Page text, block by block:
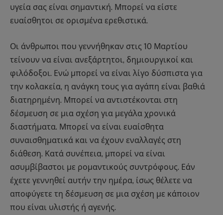
υγεία σας είναι σημαντική. Μπορεί να είστε
ευαίσθητοι σε ορισμένα ερεθιστικά.
Οι άνθρωποι που γεννήθηκαν στις 10 Μαρτίου
τείνουν να είναι ανεξάρτητοι, δημιουργικοί και
φιλόδοξοι. Ενώ μπορεί να είναι λίγο δύσπιστα για
την κολακεία, η ανάγκη τους για αγάπη είναι βαθιά
διατηρημένη. Μπορεί να αντιστέκονται στη
δέσμευση σε μια σχέση για μεγάλα χρονικά
διαστήματα. Μπορεί να είναι ευαίσθητα
συναισθηματικά και να έχουν εναλλαγές στη
διάθεση. Κατά συνέπεια, μπορεί να είναι
ασυμβίβαστοι με ρομαντικούς συντρόφους. Εάν
έχετε γεννηθεί αυτήν την ημέρα, ίσως θέλετε να
αποφύγετε τη δέσμευση σε μια σχέση με κάποιον
που είναι υλιστής ή αγενής.